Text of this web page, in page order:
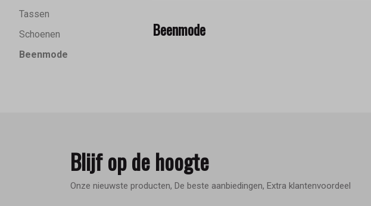
Tassen
Schoenen
Beenmode
Beenmode
Blijf op de hoogte
Onze nieuwste producten, De beste aanbiedingen, Extra klantenvoordeel